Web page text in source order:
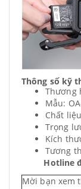
Thông số kỹ
Thương
Mẫu:
Chất
Trọng
Kích
Tương
Hotline
Mời bạn xem